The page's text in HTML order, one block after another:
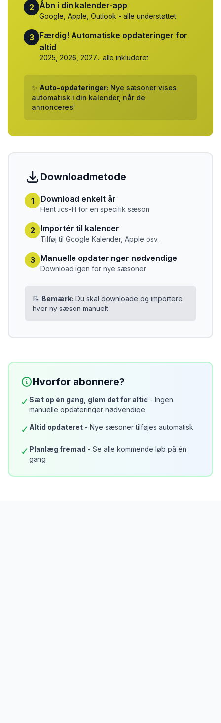
2 Åbn i din kalender-app
Google, Apple, Outlook - alle understøttet
3 Færdig! Automatiske opdateringer for
altid
2025, 2026, 2027... alle inkluderet
✨ Auto-opdateringer: Nye sæsoner vises
automatisk i din kalender, når de
annonceres!
Downloadmetode
1 Download enkelt år
Hent .ics-fil for en specifik sæson
2 Importér til kalender
Tilføj til Google Kalender, Apple osv.
3 Manuelle opdateringer nødvendige
Download igen for nye sæsoner
📝 Bemærk: Du skal downloade og importere
hver ny sæson manuelt
Hvorfor abonnere?
✓Sæt op én gang, glem det for altid - Ingen
manuelle opdateringer nødvendige
✓ Altid opdateret - Nye sæsoner tilføjes automatisk
✓ Planlæg fremad - Se alle kommende løb på én
gang